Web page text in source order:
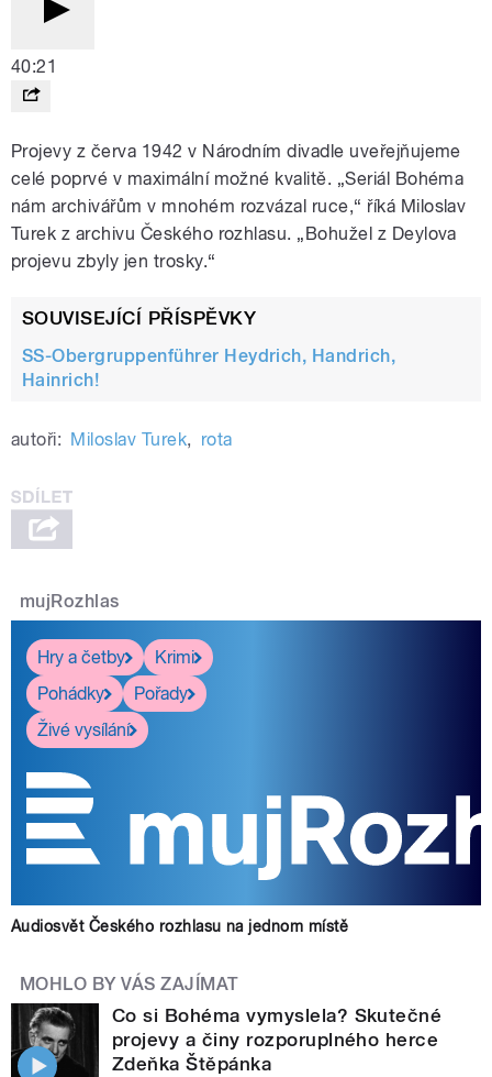
40:21
Projevy z červa 1942 v Národním divadle uveřejňujeme
celé poprvé v maximální možné kvalitě. „Seriál Bohéma
nám archivářům v mnohém rozvázal ruce,“ říká Miloslav
Turek z archivu Českého rozhlasu. „Bohužel z Deylova
projevu zbyly jen trosky.“
SOUVISEJÍCÍ PŘÍSPĚVKY
SS-Obergruppenführer Heydrich, Handrich,
Hainrich!
autoři: Miloslav Turek, rota
mujRozhlas
Hry a četby
Krimi
Pohádky
Pořady
Živé vysílání
Audiosvět Českého rozhlasu na jednom místě
MOHLO BY VÁS ZAJÍMAT
Co si Bohéma vymyslela? Skutečné
projevy a činy rozporuplného herce
Zdeňka Štěpánka